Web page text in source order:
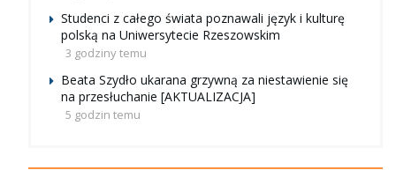
Studenci z całego świata poznawali język i kulturę
polską na Uniwersytecie Rzeszowskim
3 godziny temu
Beata Szydło ukarana grzywną za niestawienie się
na przesłuchanie [AKTUALIZACJA]
5 godzin temu